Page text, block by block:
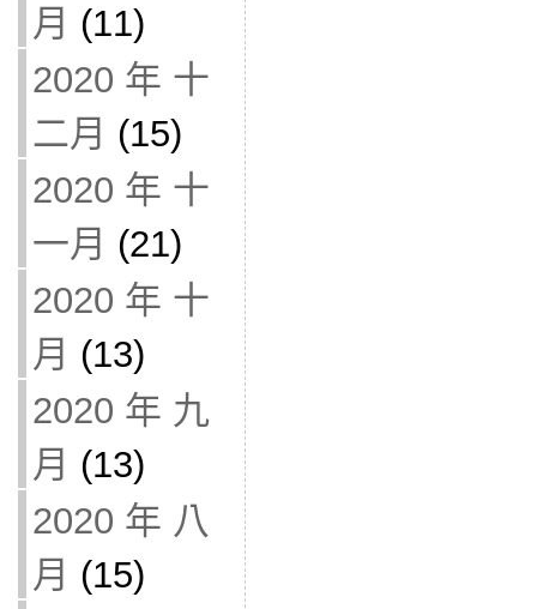
月 (11)
2020 年 十
二月 (15)
2020 年 十
一月 (21)
2020 年 十
月 (13)
2020 年 九
月 (13)
2020 年 八
月 (15)